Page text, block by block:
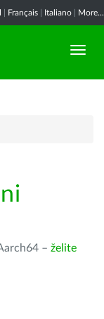
Français Italiano More...
– želite